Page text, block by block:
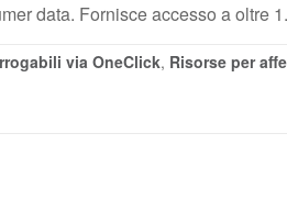
data. Fornisce accesso a oltre
via OneClick, Risorse per